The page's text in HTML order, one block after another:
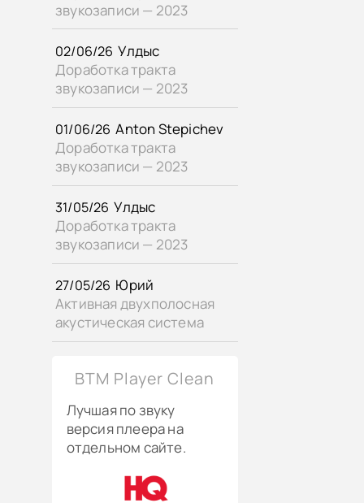
звукозаписи — 2023
02/06/26 Улдыс
Доработка тракта
звукозаписи — 2023
01/06/26 Anton Stepichev
Доработка тракта
звукозаписи — 2023
31/05/26 Улдыс
Доработка тракта
звукозаписи — 2023
27/05/26 Юрий
Активная двухполосная
акустическая система
BTM Player Clean
Лучшая по звуку
версия плеера на
отдельном сайте.